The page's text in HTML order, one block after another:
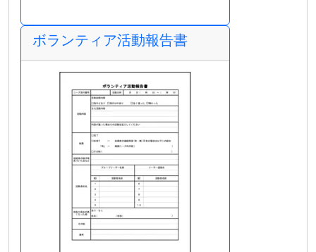
ボランティア活動報告書